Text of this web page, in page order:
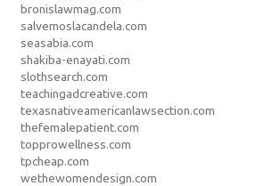
bronislawmag.com
salvemoslacandela.com
seasabia.com
shakiba-enayati.com
slothsearch.com
teachingadcreative.com
texasnativeamericanlawsection.com
thefemalepatient.com
topprowellness.com
tpcheap.com
wethewomendesign.com